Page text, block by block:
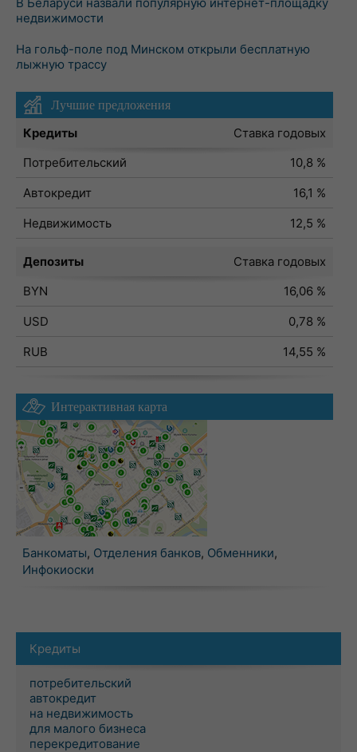
недвижимости
На гольф-поле под Минском открыли бесплатную
лыжную трассу
Лучшие предложения
Кредиты
Ставка годовых
Потребительский
10,8 %
Автокредит
16,1 %
Недвижимость
12,5 %
Депозиты
Ставка годовых
BYN
16,06 %
USD
0,78 %
RUB
14,55 %
Интерактивная карта
Банкоматы, Отделения банков, Обменники,
Инфокиоски
Кредиты
потребительский
автокредит
на недвижимость
для малого бизнеса
перекредитование